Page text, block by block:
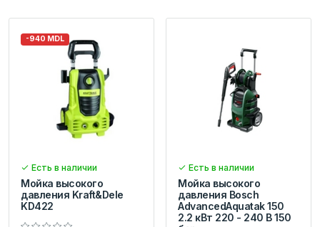
-940 MDL
Есть в наличии
Мойка высокого
давления Kraft&Dele
KD422
Есть в наличии
Мойка высокого
давления Bosch
AdvancedAquatak 150
2.2 кВт 220 - 240 В 150